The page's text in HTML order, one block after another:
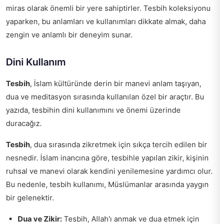
miras olarak önemli bir yere sahiptirler. Tesbih koleksiyonu
yaparken, bu anlamları ve kullanımları dikkate almak, daha
zengin ve anlamlı bir deneyim sunar.
Dini Kullanım
Tesbih, İslam kültüründe derin bir manevi anlam taşıyan,
dua ve meditasyon sırasında kullanılan özel bir araçtır. Bu
yazıda, tesbihin dini kullanımını ve önemi üzerinde
duracağız.
Tesbih, dua sırasında zikretmek için sıkça tercih edilen bir
nesnedir. İslam inancına göre, tesbihle yapılan zikir, kişinin
ruhsal ve manevi olarak kendini yenilemesine yardımcı olur.
Bu nedenle, tesbih kullanımı, Müslümanlar arasında yaygın
bir gelenektir.
Dua ve Zikir: Tesbih, Allah'ı anmak ve dua etmek için